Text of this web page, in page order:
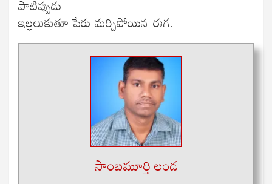
పాటిప్పుడు
ఇల్లలుకుతూ పేరు మర్చిపోయిన ఈగ.
సాంబమూర్తి లండ